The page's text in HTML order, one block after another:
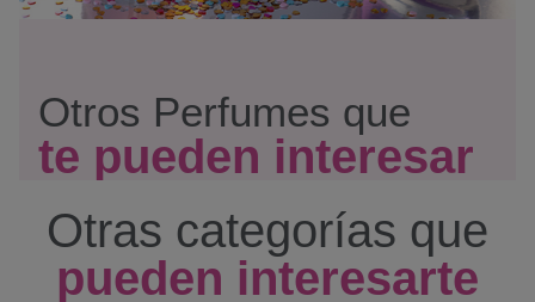
Otros Perfumes que
te pueden interesar
Otras categorías que
pueden interesarte